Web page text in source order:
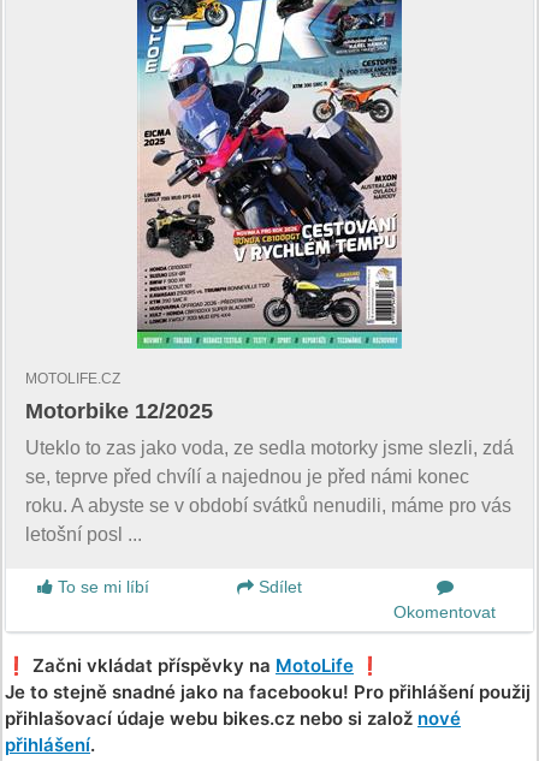
MOTOLIFE.CZ
Motorbike 12/2025
Uteklo to zas jako voda, ze sedla motorky jsme slezli, zdá
se, teprve před chvílí a najednou je před námi konec
roku. A abyste se v období svátků nenudili, máme pro vás
letošní posl ...
To se mi líbí
Sdílet
Okomentovat
❗️ Začni vkládat příspěvky na MotoLife ❗️
Je to stejně snadné jako na facebooku! Pro přihlášení použij
přihlašovací údaje webu bikes.cz nebo si založ nové
přihlášení.